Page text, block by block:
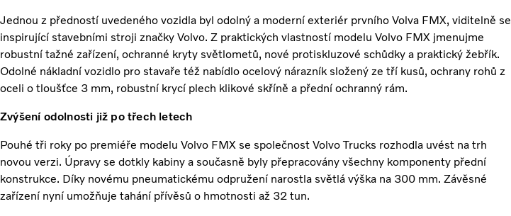
Jednou z předností uvedeného vozidla byl odolný a moderní exteriér prvního Volva FMX, viditelně se
inspirující stavebními stroji značky Volvo. Z praktických vlastností modelu Volvo FMX jmenujme
robustní tažné zařízení, ochranné kryty světlometů, nové protiskluzové schůdky a praktický žebřík.
Odolné nákladní vozidlo pro stavaře též nabídlo ocelový nárazník složený ze tří kusů, ochrany rohů z
oceli o tloušťce 3 mm, robustní krycí plech klikové skříně a přední ochranný rám.
Zvýšení odolnosti již po třech letech
Pouhé tři roky po premiéře modelu Volvo FMX se společnost Volvo Trucks rozhodla uvést na trh
novou verzi. Úpravy se dotkly kabiny a současně byly přepracovány všechny komponenty přední
konstrukce. Díky novému pneumatickému odpružení narostla světlá výška na 300 mm. Závěsné
zařízení nyní umožňuje tahání přívěsů o hmotnosti až 32 tun.